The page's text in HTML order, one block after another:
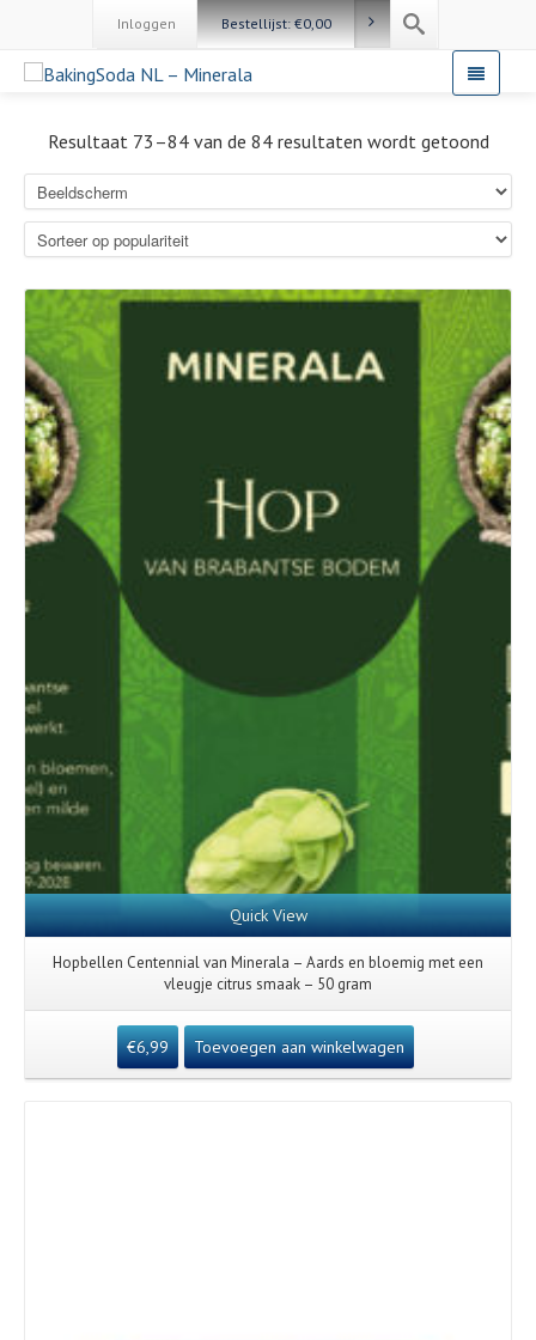
Inloggen Bestellijst:€0,00
Resultaat 73–84 van de 84 resultaten wordt getoond
Details
Quick View
Hopbellen Centennial van Minerala – Aards en bloemig met een
vleugje citrus smaak – 50 gram
€6,99 Toevoegen aan winkelwagen